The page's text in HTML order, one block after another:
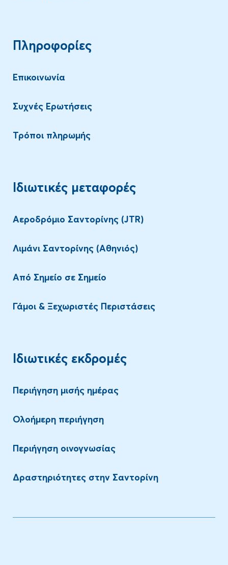
Πληροφορίες
Επικοινωνία
Συχνές Ερωτήσεις
Τρόποι πληρωμής
Ιδιωτικές μεταφορές
Αεροδρόμιο Σαντορίνης (JTR)
Λιμάνι Σαντορίνης (Αθηνιός)
Aπό Σημείο σε Σημείο
Γάμοι & Ξεχωριστές Περιστάσεις
Ιδιωτικές εκδρομές
Περιήγηση μισής ημέρας
Ολοήμερη περιήγηση
Περιήγηση οινογνωσίας
Δραστηριότητες στην Σαντορίνη